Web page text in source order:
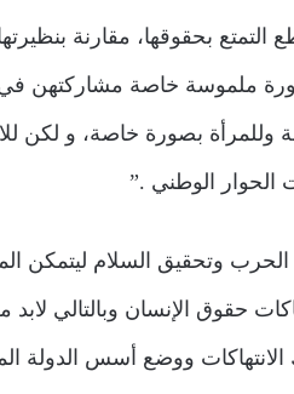
التمتع بحقوقها، مقارنة
اليمنية بصورة ملموسة خاصة
بصورة خاصة، و لكن
الحوار الوطني .”
وتحقيق السلام ليتمكن
حقوق الإنسان وبالتالي
ووضع أسس الدولة